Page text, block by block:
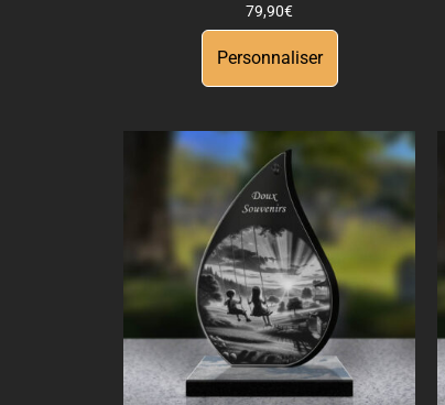
79,90€
Personnaliser